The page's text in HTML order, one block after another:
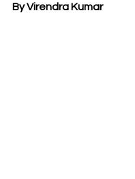
By Virendra Kumar